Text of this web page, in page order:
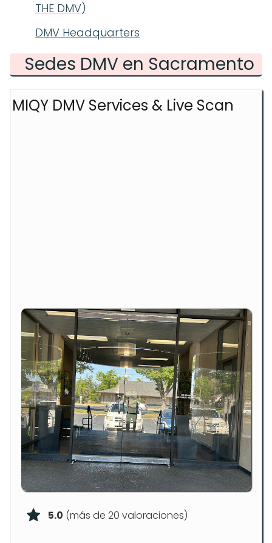
THE DMV)
DMV Headquarters
Sedes DMV en Sacramento
MIQY DMV Services & Live Scan
5.0 (más de 20 valoraciones)